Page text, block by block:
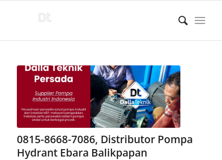
0815-8668-7086, Distributor Pompa
Hydrant Ebara Balikpapan